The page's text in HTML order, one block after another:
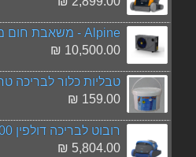
10,500.00 ₪
טבליות כלור לבריכה
159.00 ₪
רובוט לבריכה דולפין S400
5,804.00 ₪